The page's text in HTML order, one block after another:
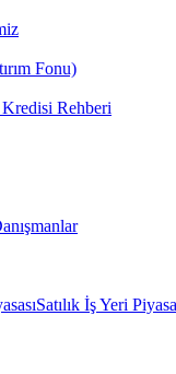
Fonu)
Rehberi
Satılık İş Yeri